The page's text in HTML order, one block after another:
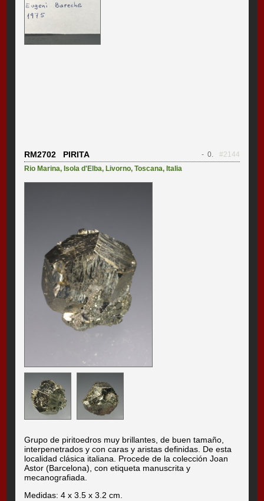
RM2702 PIRITA - 0.
#2144
Rio Marina, Isola d'Elba, Livorno,Toscana, Italia
Grupo de piritoedros muy brillantes, de buen tamaño,
interpenetrados y con caras y aristas definidas. De esta
localidad clásica italiana. Procede de la colección Joan
Astor (Barcelona), con etiqueta manuscrita y
mecanografiada.
Medidas: 4 x 3.5 x 3.2 cm.